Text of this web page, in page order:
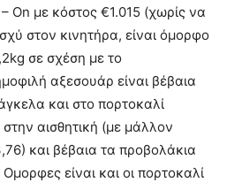
On με κόστος €1.015 (χωρίς να
στον κινητήρα, είναι όμορφο
σε σχέση με το
αξεσουάρ είναι βέβαια
και στο πορτοκαλί
αισθητική (με μάλλον
και βέβαια τα προβολάκια
είναι και οι πορτοκαλί